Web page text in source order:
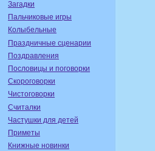
Загадки
Пальчиковые игры
Колыбельные
Праздничные сценарии
Поздравления
Пословицы и поговорки
Скороговорки
Чистоговорки
Считалки
Частушки для детей
Приметы
Книжные новинки